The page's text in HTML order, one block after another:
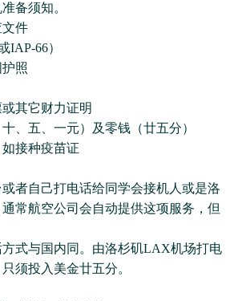
备须知。
件
66）
照
其它财力证明
五、一元）及零钱（廿五分）
接种疫苗证
自己打电话给同学会接机人或是洛
常航空公司会自动提供这项服务，但
与国内同。由洛杉矶LAX机场打电
须投入美金廿五分。